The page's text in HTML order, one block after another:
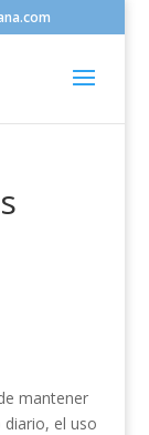
mantener
diario, el uso